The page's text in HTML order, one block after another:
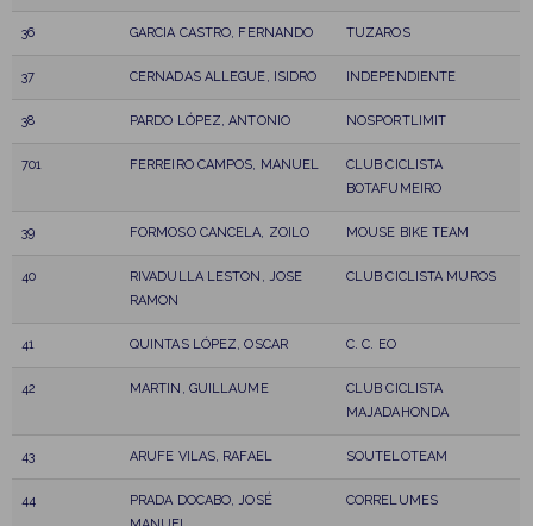
36 GARCIA CASTRO, FERNANDO TUZAROS
37 CERNADAS ALLEGUE, ISIDRO INDEPENDIENTE
38 PARDO LÓPEZ, ANTONIO NOSPORTLIMIT
701 FERREIRO CAMPOS, MANUEL
CLUB CICLISTA
BOTAFUMEIRO
39 FORMOSO CANCELA, ZOILO MOUSE BIKE TEAM
40
RIVADULLA LESTON, JOSE
RAMON
CLUB CICLISTA MUROS
41 QUINTAS LÓPEZ, OSCAR C. C. EO
42 MARTIN, GUILLAUME
CLUB CICLISTA
MAJADAHONDA
43 ARUFE VILAS, RAFAEL SOUTELOTEAM
44
PRADA DOCABO, JOSÉ
CORRELUMES